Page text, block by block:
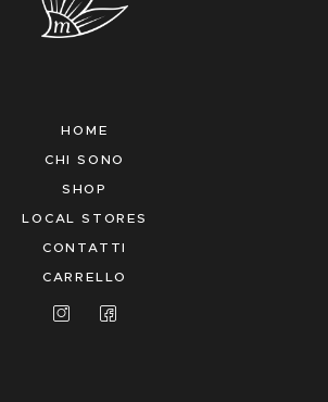
HOME
CHI SONO
SHOP
LOCAL STORES
CONTATTI
CARRELLO